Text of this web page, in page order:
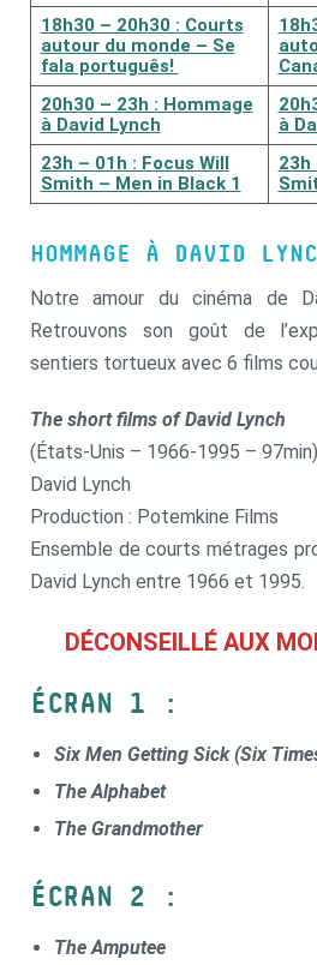
18h30 – 20h30 : Courts
autour du monde – Se
fala português!
20h30 – 23h : Hommage
à David Lynch
à
23h – 01h : Focus Will
Smith – Men in Black 1
23h
HOMMAGE À DAVID
Notre amour du cinéma de
Retrouvons son goût de
sentiers tortueux avec 6 films
The short films of David Lynch
(États-Unis – 1966-1995 – 97min)
David Lynch
Production : Potemkine Films
Ensemble de courts métrages
David Lynch entre 1966 et 1995.
DÉCONSEILLÉ AUX
ÉCRAN 1 :
Six Men Getting Sick (Six
The Alphabet
The Grandmother
ÉCRAN 2 :
The Amputee